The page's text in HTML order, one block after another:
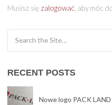
Musisz się zalogować, aby móc
RECENT POSTS
Nowe logo PACK LAND